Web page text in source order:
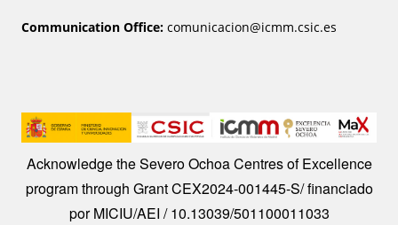
Communication Office: comunicacion@icmm.csic.es
Image
Acknowledge the Severo Ochoa Centres of Excellence
program through Grant CEX2024-001445-S/ financiado
por MICIU/AEI / 10.13039/501100011033